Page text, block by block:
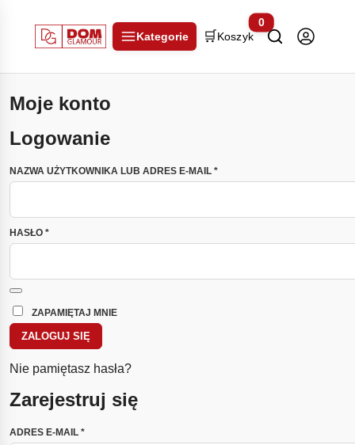
Kategorie 🛒 Koszyk
0
Moje konto
Logowanie
NAZWA UŻYTKOWNIKA LUB ADRES E-MAIL *WYMAGANE
HASŁO *WYMAGANE
ZAPAMIĘTAJ MNIE
ZALOGUJ SIĘ
Nie pamiętasz hasła?
Zarejestruj się
ADRES E-MAIL *WYMAGANE